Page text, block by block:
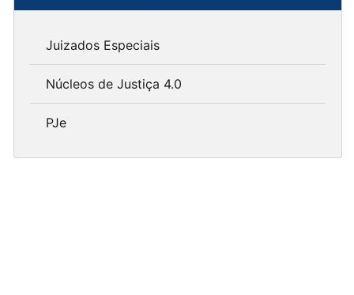
Juizados Especiais
Núcleos de Justiça 4.0
PJe